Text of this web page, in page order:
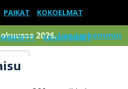
PAIKAT KOKOELMAT
RAJOITUKSET
2026.Lue tarkemmin